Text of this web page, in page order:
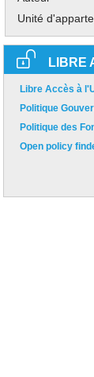
Unité
LIBRE
Libre Accès à
Politique
Politique des
Open policy